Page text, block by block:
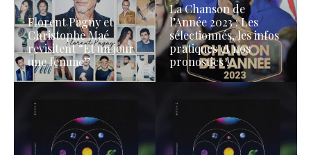
Florent Pagny et
Christophe Maé
revisitent “Et un jour
une femme”
La Chanson de
l’Année 2023 : Les
sélectionnés, les infos
pratiques et nos
pronostics !